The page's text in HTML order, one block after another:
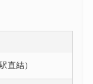
直結）